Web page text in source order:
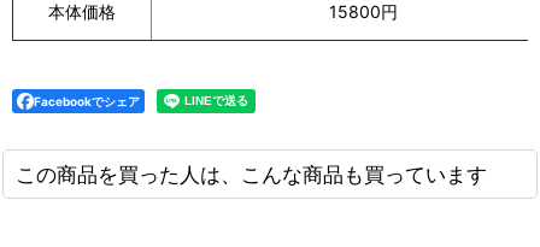
本体価格 15800円
Facebookでシェア
この商品を買った人は、こんな商品も買っています